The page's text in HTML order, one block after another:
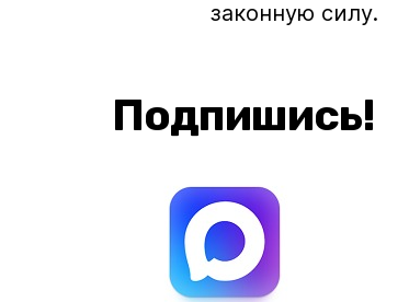
законную силу.
Подпишись!